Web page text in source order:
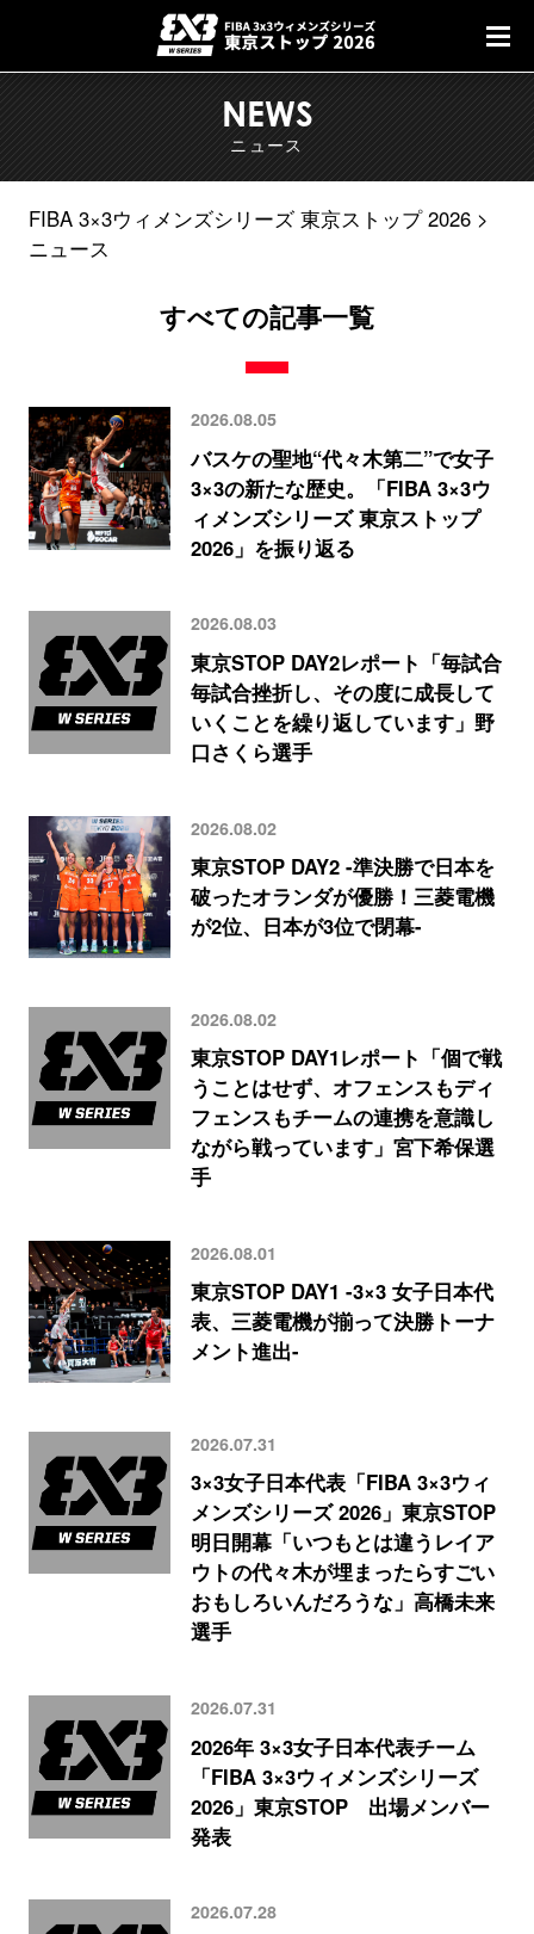
NEWS
ニュース
FIBA 3×3ウィメンズシリーズ 東京ストップ 2026
ニュース
すべての記事一覧
2026.08.05
バスケの聖地“代々木第二”で女子
3×3の新たな歴史。「FIBA 3×3ウ
ィメンズシリーズ 東京ストップ
2026」を振り返る
2026.08.03
東京STOP DAY2レポート「毎試合
毎試合挫折し、その度に成長して
いくことを繰り返しています」野
口さくら選手
2026.08.02
東京STOP DAY2 -準決勝で日本を
破ったオランダが優勝！三菱電機
が2位、日本が3位で閉幕-
2026.08.02
東京STOP DAY1レポート「個で戦
うことはせず、オフェンスもディ
フェンスもチームの連携を意識し
ながら戦っています」宮下希保選
手
2026.08.01
東京STOP DAY1 -3×3 女子日本代
表、三菱電機が揃って決勝トーナ
メント進出-
2026.07.31
3×3女子日本代表「FIBA 3×3ウィ
メンズシリーズ 2026」東京STOP
明日開幕「いつもとは違うレイア
ウトの代々木が埋まったらすごい
おもしろいんだろうな」高橋未来
選手
2026.07.31
2026年 3×3女子日本代表チーム
「FIBA 3×3ウィメンズシリーズ
2026」東京STOP 出場メンバー
発表
2026.07.28